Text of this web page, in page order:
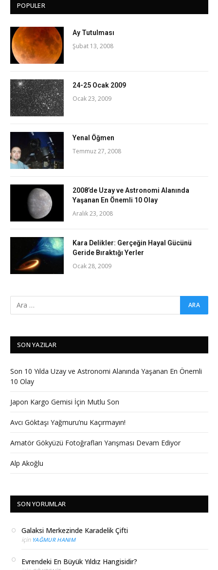
POPULER
Ay Tutulması
Şubat 13, 2008
24-25 Ocak 2009
Ocak 23, 2009
Yenal Öğmen
Temmuz 27, 2008
2008’de Uzay ve Astronomi Alanında
Yaşanan En Önemli 10 Olay
Aralık 23, 2008
Kara Delikler: Gerçeğin Hayal Gücünü
Geride Bıraktığı Yerler
Ocak 28, 2009
SON YAZILAR
Son 10 Yılda Uzay ve Astronomi Alanında Yaşanan En Önemli
10 Olay
Japon Kargo Gemisi İçin Mutlu Son
Avcı Göktaşı Yağmuru’nu Kaçırmayın!
Amatör Gökyüzü Fotoğrafları Yarışması Devam Ediyor
Alp Akoğlu
SON YORUMLAR
Galaksi Merkezinde Karadelik Çifti
için YAĞMUR HANIM
Evrendeki En Büyük Yıldız Hangisidir?